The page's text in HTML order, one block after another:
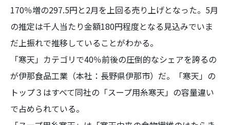
170％増の297.5円と2月を上回る売り上げとなった。5月
の推定は千人当たり金額180円程度となる見込みでいま
だ上振れで推移していることがわかる。
「寒天」カテゴリで40％前後の圧倒的なシェアを誇るの
が伊那食品工業（本社：長野県伊那市）だ。「寒天」の
トップ３はすべて同社の「スープ用糸寒天」の容量違い
で占められている。